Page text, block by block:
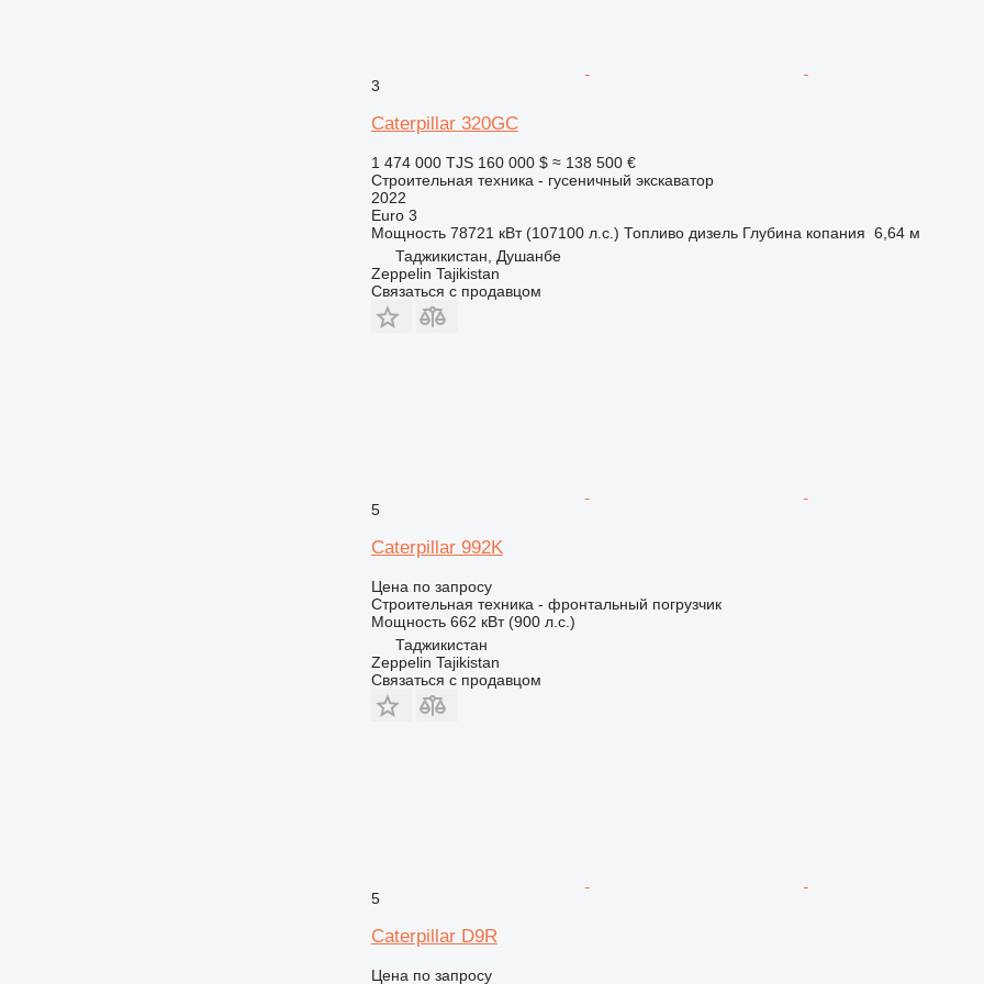
3
Caterpillar 320GC
1 474 000 TJS 160 000 $ ≈ 138 500 €
Строительная техника - гусеничный экскаватор
2022
Euro 3
Мощность 78721 кВт (107100 л.с.) Топливо дизель Глубина копания 6,64 м
Таджикистан, Душанбе
Zeppelin Tajikistan
Связаться с продавцом
5
Caterpillar 992K
Цена по запросу
Строительная техника - фронтальный погрузчик
Мощность 662 кВт (900 л.с.)
Таджикистан
Zeppelin Tajikistan
Связаться с продавцом
5
Caterpillar D9R
Цена по запросу